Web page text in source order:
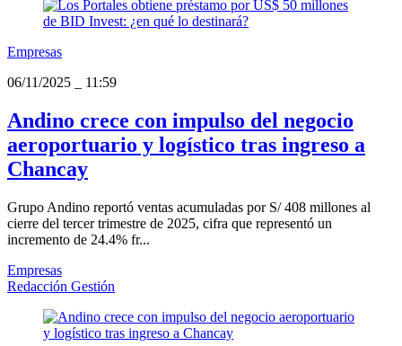
Empresas
06/11/2025
11:59
Andino crece con impulso del negocio
aeroportuario y logístico tras ingreso a
Chancay
Grupo Andino reportó ventas acumuladas por S/ 408 millones al
cierre del tercer trimestre de 2025, cifra que representó un
incremento de 24.4% fr...
Empresas
Redacción Gestión